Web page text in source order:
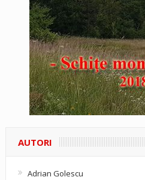
AUTORI
Adrian Golescu